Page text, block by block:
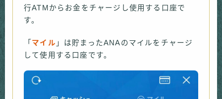
行ATMからお金をチャージし使用する口座で
す。
「 マイル 」は貯まったANAのマイルをチャージ
して使用する口座です。